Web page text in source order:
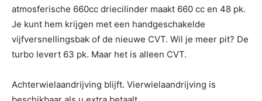
atmosferische 660cc driecilinder maakt 660 cc en 48 pk.
Je kunt hem krijgen met een handgeschakelde
vijfversnellingsbak of de nieuwe CVT. Wil je meer pit? De
turbo levert 63 pk. Maar het is alleen CVT.
Achterwielaandrijving blijft. Vierwielaandrijving is